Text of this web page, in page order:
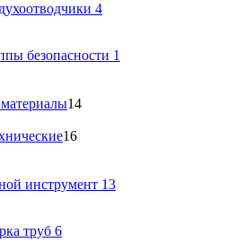
4
безопасности 1
14
16
инструмент 13
труб 6